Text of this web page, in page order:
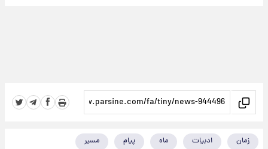
زمان ادبیات ماه پیام مسیر